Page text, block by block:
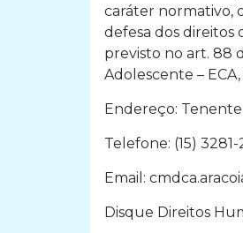
caráter normativo,
defesa dos direitos
previsto no art. 88
Adolescente –
Endereço: Tenente
Telefone: (15) 3281-
Email:
Disque Direitos